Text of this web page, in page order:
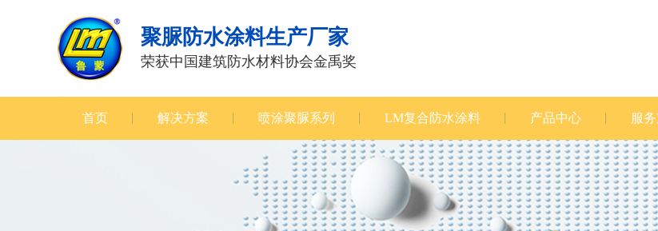
聚脲防水涂料生产厂家
荣获中国建筑防水材料协会金禹奖
首页 解决方案 喷涂聚脲系列 LM复合防水涂料 产品中心 服